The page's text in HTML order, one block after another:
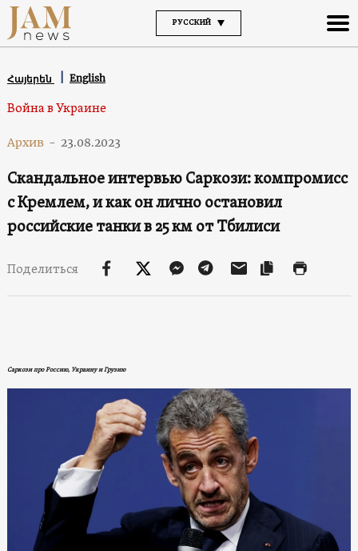
РУССКИЙ
Հայերեն English
Война в Украине
Архив - 23.08.2023
Скандальное интервью Саркози: компромисс
с Кремлем, и как он лично остановил
российские танки в 25 км от Тбилиси
Поделиться
Саркози про Россию, Украину и Грузию